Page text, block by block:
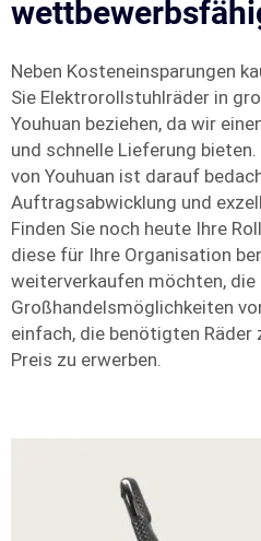
Neben Kosteneinsparungen
Sie Elektrorollstuhlräder in
Youhuan beziehen, da wir
und schnelle Lieferung
von Youhuan ist darauf
Auftragsabwicklung und
Finden Sie noch heute Ihre
diese für Ihre Organisation
weiterverkaufen möchten, die
Großhandelsmöglichkeiten
einfach, die benötigten Räder
Preis zu erwerben.